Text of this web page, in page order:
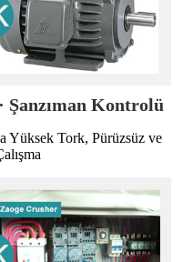
Şanzıman Kontrolü
Yüksek Tork, Pürüzsüz ve